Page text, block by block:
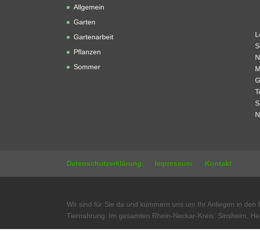
Allgemein
Garten
Gartenarbeit
Pflanzen
Sommer
Datenschutzerklärung Impressum Kontakt
Wir sind für Sie da und kümmern uns um Ihr Anliegen in
Tiernahrung. Im gesamten Rhein-Neckar-Kreis: Sinsheim,